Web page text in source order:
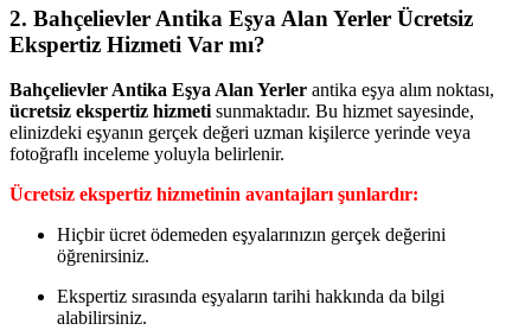
2. Bahçelievler Antika Eşya Alan Yerler Ücretsiz
Ekspertiz Hizmeti Var mı?
Bahçelievler Antika Eşya Alan Yerler antika eşya alım noktası,
ücretsiz ekspertiz hizmeti sunmaktadır. Bu hizmet sayesinde,
elinizdeki eşyanın gerçek değeri uzman kişilerce yerinde veya
fotoğraflı inceleme yoluyla belirlenir.
Ücretsiz ekspertiz hizmetinin avantajları şunlardır:
Hiçbir ücret ödemeden eşyalarınızın gerçek değerini
öğrenirsiniz.
Ekspertiz sırasında eşyaların tarihi hakkında da bilgi
alabilirsiniz.